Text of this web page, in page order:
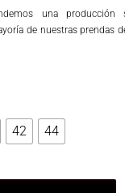
una producción
de nuestras prendas
42 44